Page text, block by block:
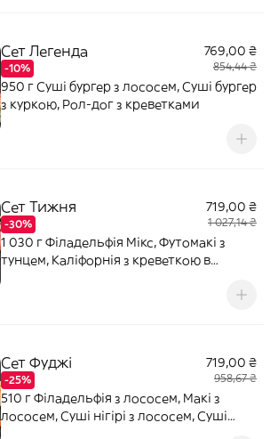
Сет Легенда
-10%
769,00 ₴
854,44 ₴
950 г Суші бургер з лососем, Суші бургер
з куркою, Рол-дог з креветками
Сет Тижня
-30%
719,00 ₴
1 027,14 ₴
1 030 г Філадельфія Мікс, Футомакі з
тунцем, Каліфорнія з креветкою в
Соєвий соус – 80 мл (2 шт). Імбир – 20 г.
Сет Фуджі
-25%
719,00 ₴
958,67 ₴
510 г Філадельфія з лососем, Макі з
лососем, Суші нігірі з лососем, Суші